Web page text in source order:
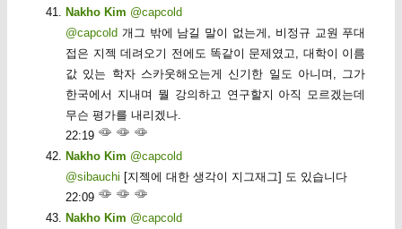
Nakho Kim @capcold
@capcold 개그 밖에 남길 말이 없는게, 비정규 교원 푸대
접은 지젝 데려오기 전에도 똑같이 문제였고, 대학이 이름
값 있는 학자 스카웃해오는게 신기한 일도 아니며, 그가
한국에서 지내며 뭘 강의하고 연구할지 아직 모르겠는데
무슨 평가를 내리겠나.
22:19
Nakho Kim @capcold
@sibauchi [지젝에 대한 생각이 지그재그] 도 있습니다
22:09
Nakho Kim @capcold